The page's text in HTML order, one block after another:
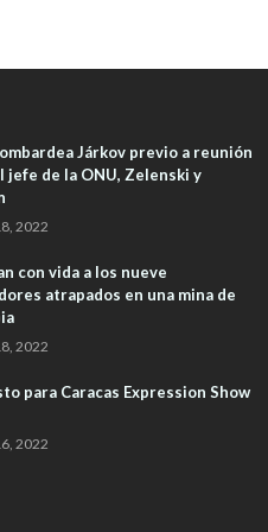
Járkov previo a reunión
jefe de la ONU, Zelenski y
2022
con vida a los nueve
atrapados en una mina de
2022
para Caracas Expression Show
2022